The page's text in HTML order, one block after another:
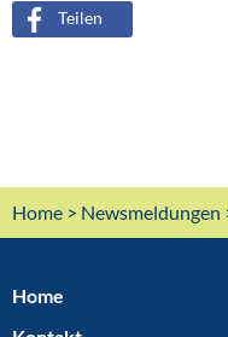
Teilen
Home > Newsmeldungen
Capture-Anlage von
Home